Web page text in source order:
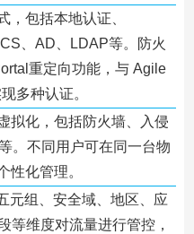
，包括本地认证、
、AD、LDAP等。防火
重定向功能，与 Agile
多种认证。
拟化，包括防火墙、入侵
。不同用户可在同一台物
性化管理。
元组、安全域、地区、应
等维度对流量进行管控，